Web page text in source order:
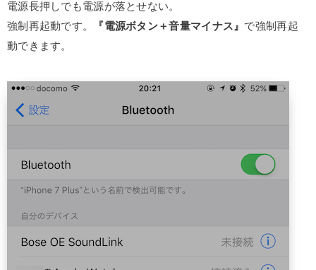
電源長押しでも電源が落とせない。
強制再起動です。
『電源ボタン＋音量マイナス』 で強制再起
動できます。